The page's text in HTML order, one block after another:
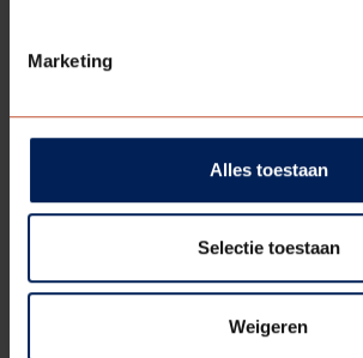
Marketing
Alles toestaan
Selectie toestaan
Weigeren